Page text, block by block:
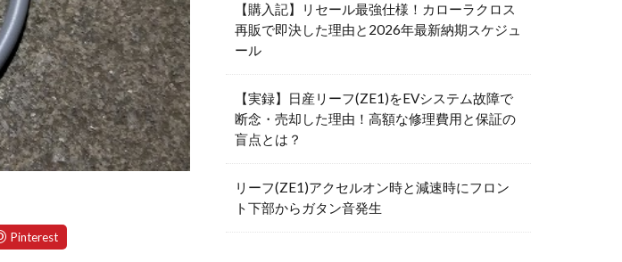
【購入記】リセール最強仕様！カローラクロス
再販で即決した理由と2026年最新納期スケジュ
ール
【実録】日産リーフ(ZE1)をEVシステム故障で
断念・売却した理由！高額な修理費用と保証の
盲点とは？
リーフ(ZE1)アクセルオン時と減速時にフロン
ト下部からガタン音発生